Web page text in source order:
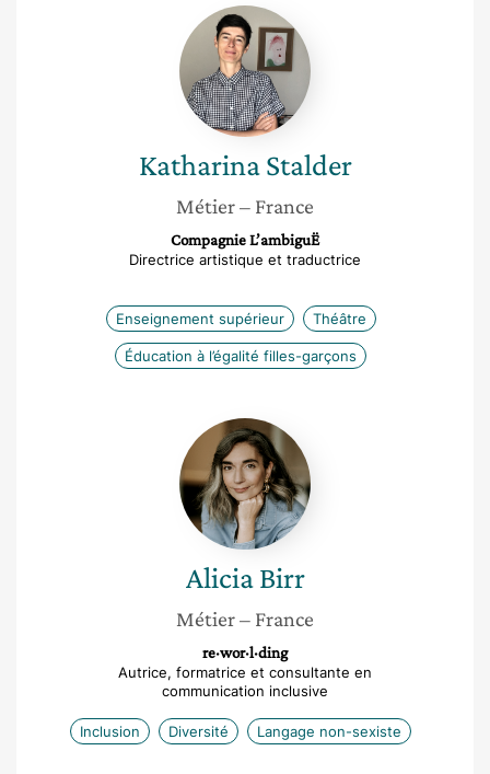
Katharina
Stalder
Katharina Stalder
Métier– France
Compagnie L’ambiguË
Directrice artistique et traductrice
Enseignement supérieur Théâtre
Éducation à l’égalité filles-garçons
Alicia
Birr
Alicia Birr
Métier– France
re·wor·l·ding
Autrice, formatrice et consultante en
communication inclusive
Inclusion Diversité Langage non-sexiste